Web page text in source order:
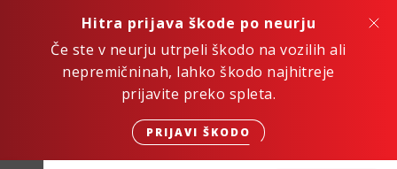
Hitra prijava škode po neurju
Če ste v neurju utrpeli škodo na vozilih ali
nepremičninah, lahko škodo najhitreje
prijavite preko spleta.
PRIJAVI ŠKODO